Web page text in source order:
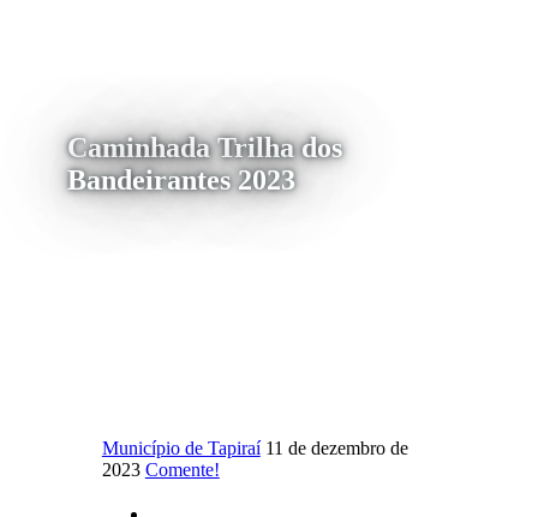
Caminhada Trilha dos
Bandeirantes 2023
Município de Tapiraí 11 de dezembro de
2023 Comente!